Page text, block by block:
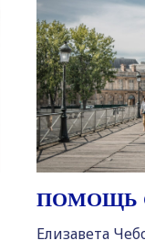
ПОМОЩЬ
Елизавета